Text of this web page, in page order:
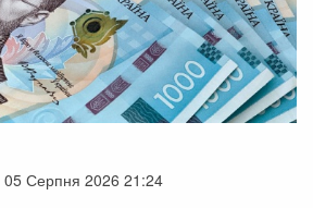
05 Серпня 2026 21:24